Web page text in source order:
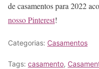
de casamentos para 2022
nosso Pinterest!
Categorias: Casamentos
Tags: casamento,